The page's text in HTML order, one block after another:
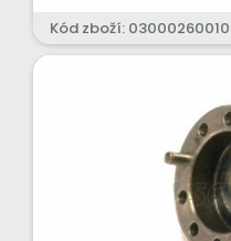
Kód zboží: 03000260010